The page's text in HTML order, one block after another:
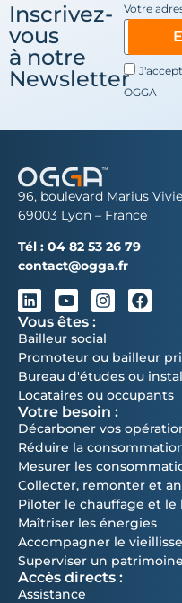
Inscrivez-
vous
à notre
Newsletter
Votre
OGGA
96, boulevard Marius
69003 Lyon – France
Tél : 04 82 53 26 79
contact@ogga.fr
Vous êtes :
Bailleur social
Promoteur ou bailleur
Bureau d'études ou
Locataires ou occupants
Votre besoin :
Décarboner vos
Réduire la
Mesurer les
Collecter, remonter et
Piloter le chauffage et
Maîtriser les énergies
Accompagner le
Superviser un
Accès directs :
Assistance